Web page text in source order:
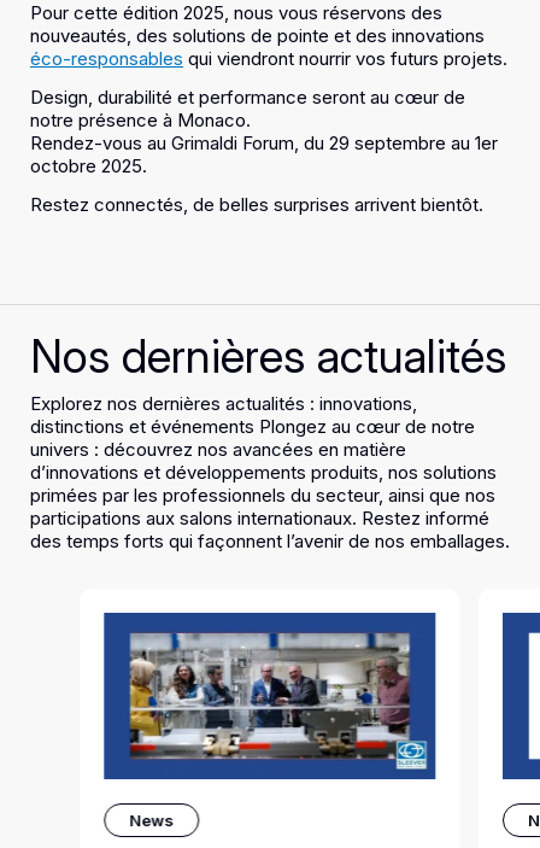
Pour cette édition 2025, nous vous réservons des
nouveautés, des solutions de pointe et des innovations
éco-responsables qui viendront nourrir vos futurs projets.
Design, durabilité et performance seront au cœur de
notre présence à Monaco.
Rendez-vous au Grimaldi Forum, du 29 septembre au 1er
octobre 2025.
Restez connectés, de belles surprises arrivent bientôt.
Nos dernières actualités
Explorez nos dernières actualités : innovations,
distinctions et événements Plongez au cœur de notre
univers : découvrez nos avancées en matière
d’innovations et développements produits, nos solutions
primées par les professionnels du secteur, ainsi que nos
participations aux salons internationaux. Restez informé
des temps forts qui façonnent l’avenir de nos emballages.
News